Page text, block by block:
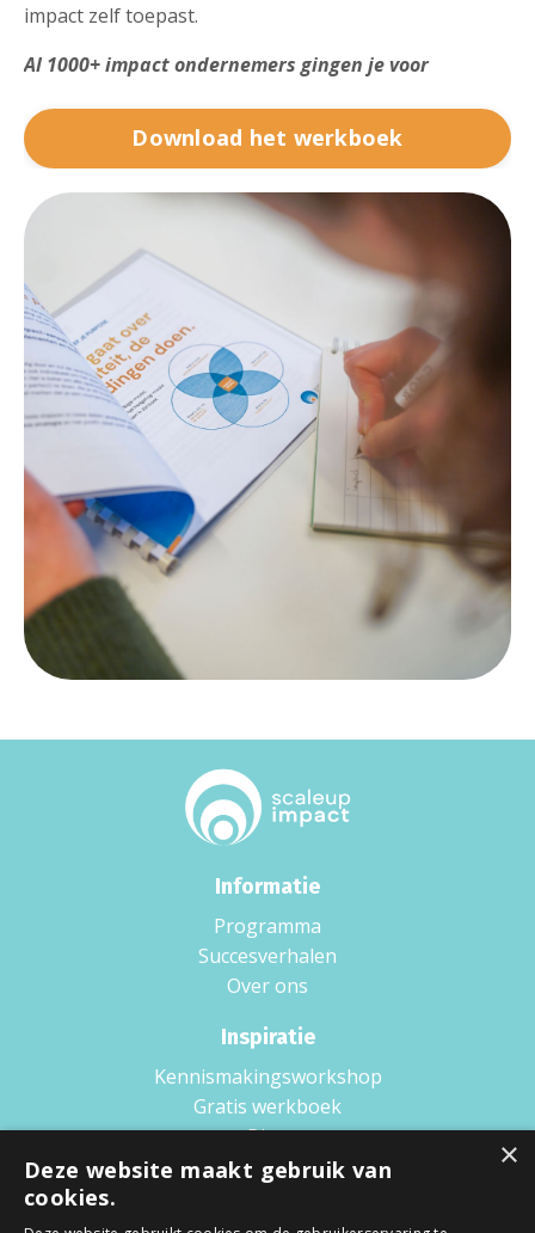
impact zelf toepast.
Al 1000+ impact ondernemers gingen je voor
Download het werkboek
Informatie
Programma
Succesverhalen
Over ons
Inspiratie
Kennismakingsworkshop
Gratis werkboek
Blog
Boek
Wat is Scaling up?
×
Deze website maakt gebruik van
cookies.